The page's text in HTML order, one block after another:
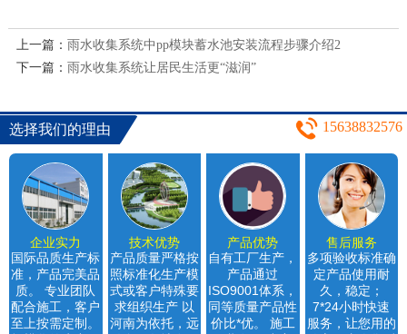
上一篇： 雨水收集系统中pp模块蓄水池安装流程步骤介绍2
下一篇： 雨水收集系统让居民生活更“滋润”
选择我们的理由 15638832576
企业实力
国际品质生产标
准，产品完美品
质。 专业团队
配合施工，客户
至上按需定制。
技术优势
产品质量严格按
照标准化生产模
式或客户特殊要
求组织生产 以
河南为依托，远
产品优势
自有工厂生产，
产品通过
ISO9001体系，
同等质量产品性
价比*优。 施工
售后服务
多项验收标准确
定产品使用耐
久，稳定；
7*24小时快速
服务，让您用的